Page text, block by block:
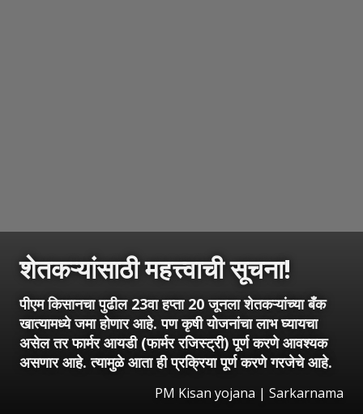
शेतकऱ्यांसाठी महत्त्वाची सूचना!
पीएम किसानचा पुढील 23वा हप्ता 20 जूनला शेतकऱ्यांच्या बँक
खात्यामध्ये जमा होणार आहे. पण कृषी योजनांचा लाभ घ्यायचा
असेल तर फार्मर आयडी (फार्मर रजिस्ट्री) पूर्ण करणे आवश्यक
असणार आहे. त्यामुळे आता ही प्रक्रिया पूर्ण करणे गरजेचे आहे.
PM Kisan yojana | Sarkarnama